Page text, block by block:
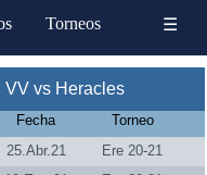
Torneos ☰
VV vs Heracles
Fecha
Torneo
25.Abr.21
Ere 20-21